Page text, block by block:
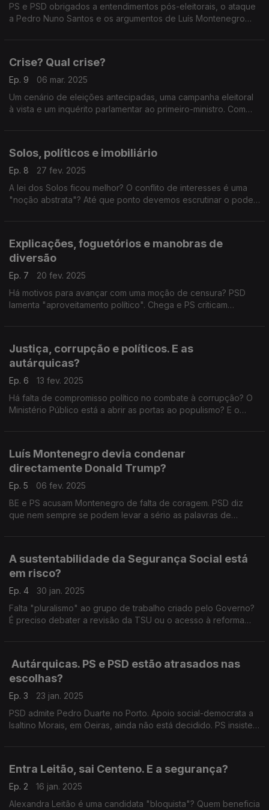
PS e PSD obrigados a entendimentos pós-eleitorais, o ataque
a Pedro Nuno Santos e os argumentos de Luís Montenegro
Crise? Qual crise?
Ep. 9
06 mar. 2025
Um cenário de eleições antecipadas, uma campanha eleitoral
à vista e um inquérito parlamentar ao primeiro-ministro. Com
Solos, políticos e imobiliário
Ep. 8
27 fev. 2025
A lei dos Solos ficou melhor? O conflito de interesses é uma
"noção abstrata"? Até que ponto devemos escrutinar o poder
Explicações, foguetórios e manobras de
diversão
Ep. 7
20 fev. 2025
Há motivos para avançar com uma moção de censura? PSD
lamenta "aproveitamento político". Chega e PS criticam
Justiça, corrupção e políticos. E as
autárquicas?
Ep. 6
13 fev. 2025
Há falta de compromisso político no combate à corrupção? O
Ministério Público está a abrir as portas ao populismo? E o
Luís Montenegro devia condenar
directamente Donald Trump?
Ep. 5
06 fev. 2025
BE e PS acusam Montenegro de falta de coragem. PSD diz
que nem sempre se podem levar a sério as palavras de
A sustentabilidade da Segurança Social está
em risco?
Ep. 4
30 jan. 2025
Falta "pluralismo" ao grupo de trabalho criado pelo Governo?
É preciso debater a revisão da TSU ou o acesso à reforma
Autárquicas. PS e PSD estão atrasados nas
escolhas?
Ep. 3
23 jan. 2025
PSD admite Pedro Duarte no Porto. Apoio social-democrata a
Isaltino Morais, em Oeiras, ainda não está decidido. PS insiste
Entra Leitão, sai Centeno. E a segurança?
Ep. 2
16 jan. 2025
Alexandra Leitão é uma candidata "bloquista"? Quem beneficia